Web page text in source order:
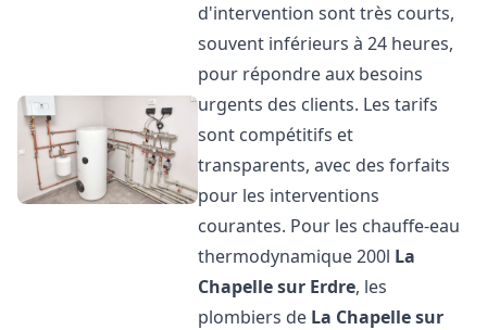
d'intervention sont très courts,
souvent inférieurs à 24 heures,
pour répondre aux besoins
urgents des clients. Les tarifs
sont compétitifs et
transparents, avec des forfaits
pour les interventions
courantes. Pour les chauffe-eau
thermodynamique 200l La
Chapelle sur Erdre, les
plombiers de La Chapelle sur